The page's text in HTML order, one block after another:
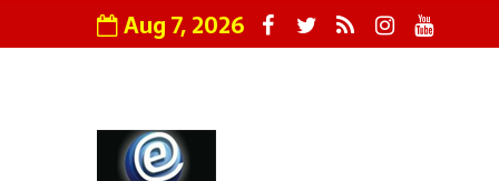
Aug 7, 2026